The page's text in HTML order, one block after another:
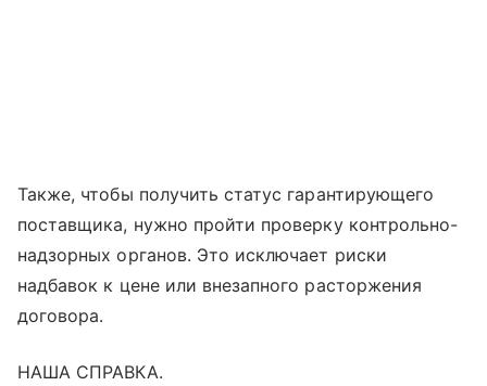
Также, чтобы получить статус гарантирующего
поставщика, нужно пройти проверку контрольно-
надзорных органов. Это исключает риски
надбавок к цене или внезапного расторжения
договора.
НАША СПРАВКА.